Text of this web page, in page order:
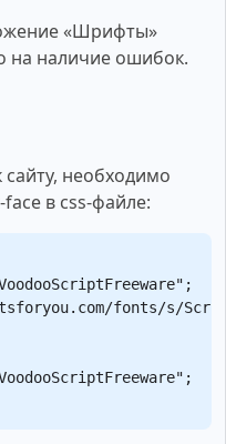
«Шрифты»
на наличие ошибок.
необходимо
в css-файле:
fonts/s/